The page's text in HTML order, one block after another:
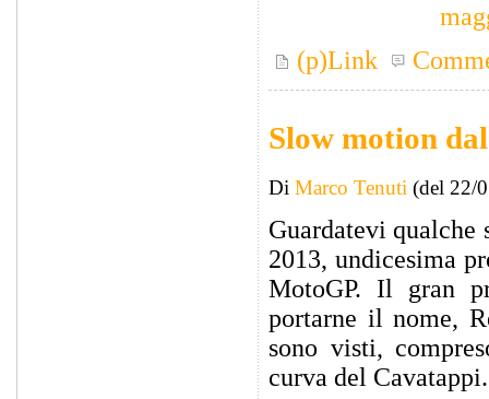
(p)Link
Slow motion
Di Marco Tenuti (del 22/
Guardatevi
2013, undicesima
MotoGP. Il gran
portarne il nome,
sono visti,
curva del Cavatappi.